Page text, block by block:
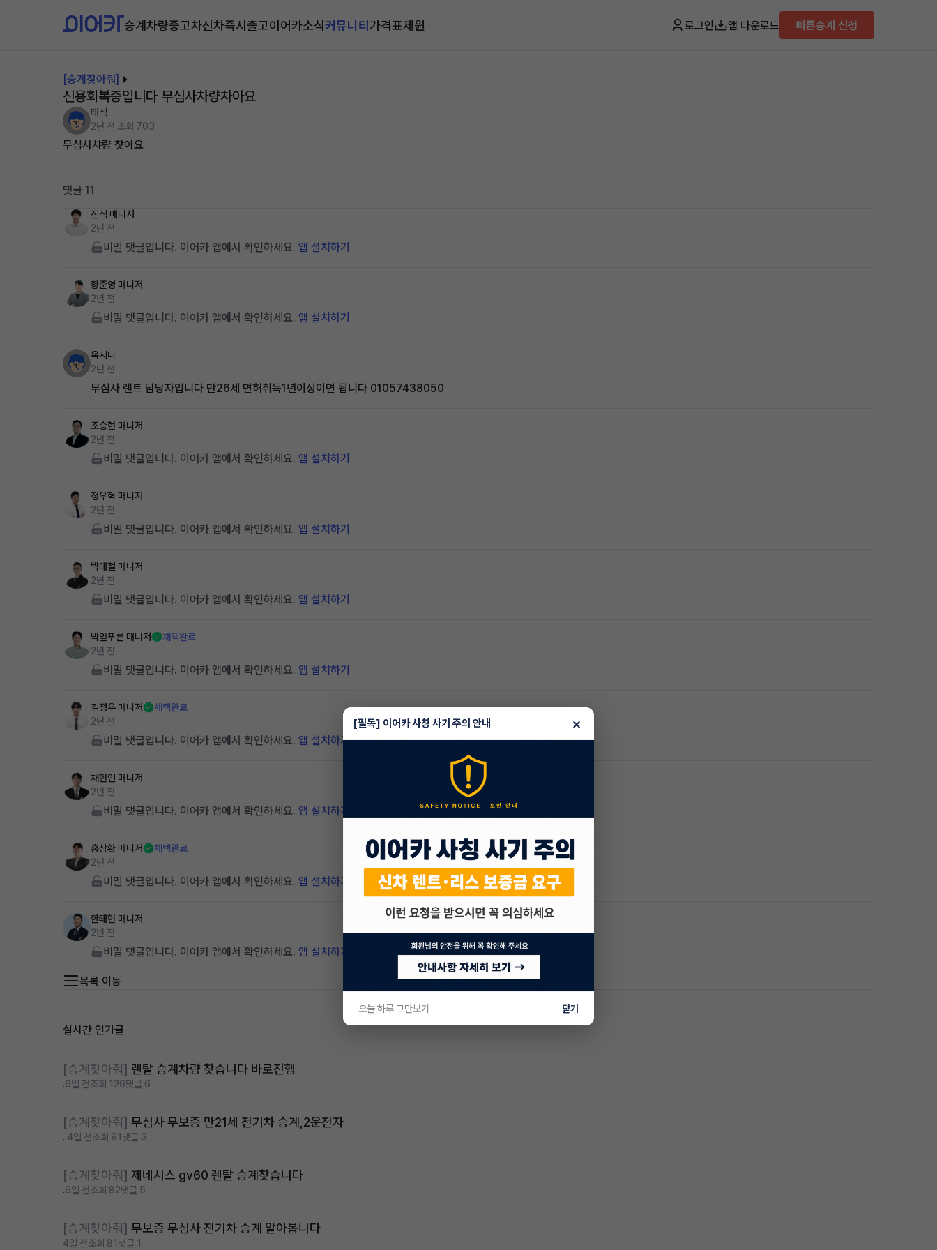
승계차량중고차신차즉시출고이어카소식커뮤니티가격표제원 로그인 앱 다운로드 빠른승계 신청
[승계찾아줘]
신용회복중입니다 무심사차량차아요
태석
2년 전 조회 703
무심사챠량 찾아요
댓글 11
진식 매니저
2년 전
비밀 댓글입니다. 이어카 앱에서 확인하세요. 앱 설치하기
황준영 매니저
2년 전
비밀 댓글입니다. 이어카 앱에서 확인하세요. 앱 설치하기
옥시니
2년 전
무심사 렌트 담당자입니다 만26세 면허취득1년이상이면 됩니다 01057438050
조승현 매니저
2년 전
비밀 댓글입니다. 이어카 앱에서 확인하세요. 앱 설치하기
정우혁 매니저
2년 전
비밀 댓글입니다. 이어카 앱에서 확인하세요. 앱 설치하기
박래철 매니저
2년 전
비밀 댓글입니다. 이어카 앱에서 확인하세요. 앱 설치하기
박잎푸른 매니저
채택완료
2년 전
비밀 댓글입니다. 이어카 앱에서 확인하세요. 앱 설치하기
김정우 매니저
채택완료
2년 전
비밀 댓글입니다. 이어카 앱에서 확인하세요. 앱 설치하기
채현인 매니저
2년 전
비밀 댓글입니다. 이어카 앱에서 확인하세요. 앱 설치하기
홍상환 매니저
채택완료
2년 전
비밀 댓글입니다. 이어카 앱에서 확인하세요. 앱 설치하기
한태현 매니저
2년 전
비밀 댓글입니다. 이어카 앱에서 확인하세요. 앱 설치하기
목록 이동
실시간 인기글
[승계찾아줘] 렌탈 승계차량 찾습니다 바로진행
.6일 전조회 126댓글 6
[승계찾아줘] 무심사 무보증 만21세 전기차 승계,2운전자
..4일 전조회 91 댓글 3
[승계찾아줘] 제네시스 gv60 렌탈 승계찾습니다
.6일 전조회 82댓글 5
[승계찾아줘] 무보증 무심사 전기차 승계 알아봅니다
4일 전조회 81 댓글 1
[필독] 이어카 사칭 사기 주의 안내 ×
오늘 하루 그만보기 닫기